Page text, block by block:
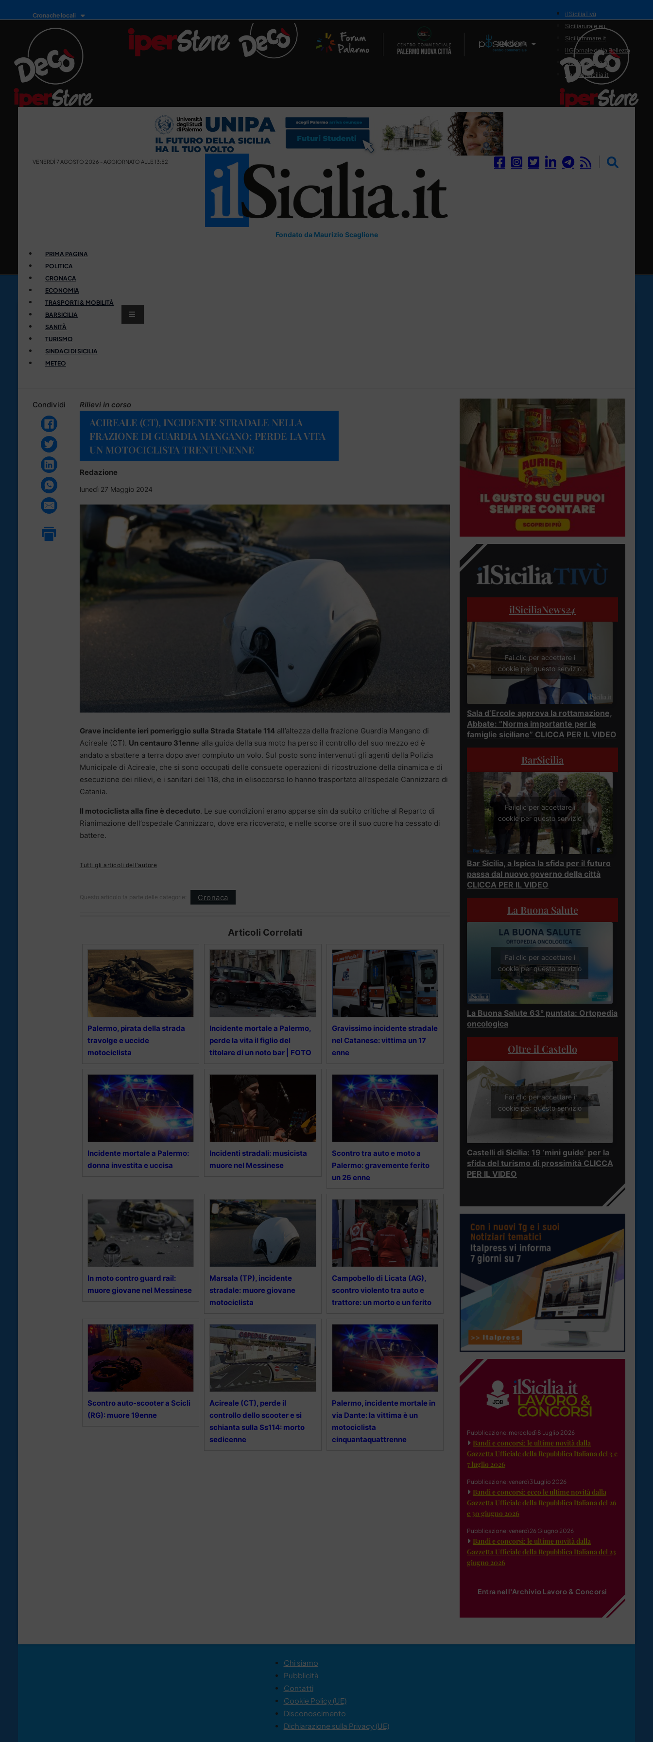
Cronache locali
Il Network
il SiciliaTivù
Siciliarurale.eu
Siciliammare.it
Il Giornale della Bellezza
Siciliamedica.it
Sanitainsicilia.it
VENERDÌ 7 AGOSTO 2026 - AGGIORNATO ALLE 13:52
Fondato da Maurizio Scaglione
PRIMA PAGINA
POLITICA
CRONACA
ECONOMIA
TRASPORTI & MOBILITÀ
BARSICILIA
SANITÀ
TURISMO
SINDACI DI SICILIA
METEO
Condividi Rilievi in corso
ACIREALE (CT), INCIDENTE STRADALE NELLA
FRAZIONE DI GUARDIA MANGANO: PERDE LA VITA
UN MOTOCICLISTA TRENTUNENNE
Redazione
lunedì 27 Maggio 2024
Grave incidente ieri pomeriggio sulla Strada Statale 114 all’altezza della frazione Guardia Mangano di
Acireale (CT). Un centauro 31enne alla guida della sua moto ha perso il controllo del suo mezzo ed è
andato a sbattere a terra dopo aver compiuto un volo. Sul posto sono intervenuti gli agenti della Polizia
Municipale di Acireale, che si sono occupati delle consuete operazioni di ricostruzione della dinamica e di
esecuzione dei rilievi, e i sanitari del 118, che in elisoccorso lo hanno trasportato all’ospedale Cannizzaro di
Catania.
Il motociclista alla fine è deceduto. Le sue condizioni erano apparse sin da subito critiche al Reparto di
Rianimazione dell’ospedale Cannizzaro, dove era ricoverato, e nelle scorse ore il suo cuore ha cessato di
battere.
Tutti gli articoli dell'autore
Questo articolo fa parte delle categorie: Cronaca
Articoli Correlati
Palermo, pirata della strada
travolge e uccide
motociclista
Incidente mortale a Palermo,
perde la vita il figlio del
titolare di un noto bar | FOTO
Gravissimo incidente stradale
nel Catanese: vittima un 17
enne
Incidente mortale a Palermo:
donna investita e uccisa
Incidenti stradali: musicista
muore nel Messinese
Scontro tra auto e moto a
Palermo: gravemente ferito
un 26 enne
In moto contro guard rail:
muore giovane nel Messinese
Marsala (TP), incidente
stradale: muore giovane
motociclista
Campobello di Licata (AG),
scontro violento tra auto e
trattore: un morto e un ferito
Scontro auto-scooter a Scicli
(RG): muore 19enne
Acireale (CT), perde il
controllo dello scooter e si
schianta sulla Ss114: morto
sedicenne
Palermo, incidente mortale in
via Dante: la vittima è un
motociclista
cinquantaquattrenne
ilSiciliaNews24
Fai clic per accettare i
cookie per questo servizio
Sala d’Ercole approva la rottamazione,
Abbate: “Norma importante per le
famiglie siciliane” CLICCA PER IL VIDEO
BarSicilia
Fai clic per accettare i
cookie per questo servizio
Bar Sicilia, a Ispica la sfida per il futuro
passa dal nuovo governo della città
CLICCA PER IL VIDEO
La Buona Salute
Fai clic per accettare i
cookie per questo servizio
La Buona Salute 63° puntata: Ortopedia
oncologica
Oltre il Castello
Fai clic per accettare i
cookie per questo servizio
Castelli di Sicilia: 19 ‘mini guide’ per la
sfida del turismo di prossimità CLICCA
PER IL VIDEO
Pubblicazione: mercoledì 8 Luglio 2026
Bandi e concorsi: le ultime novità dalla
Gazzetta Ufficiale della Repubblica Italiana del 3 e
7 luglio 2026
Pubblicazione: venerdì 3 Luglio 2026
Bandi e concorsi: ecco le ultime novità dalla
Gazzetta Ufficiale della Repubblica Italiana del 26
e 30 giugno 2026
Pubblicazione: venerdì 26 Giugno 2026
Bandi e concorsi: le ultime novità dalla
Gazzetta Ufficiale della Repubblica Italiana del 23
giugno 2026
Entra nell'Archivio Lavoro & Concorsi
Chi siamo
Pubblicità
Contatti
Cookie Policy (UE)
Disconoscimento
Dichiarazione sulla Privacy (UE)